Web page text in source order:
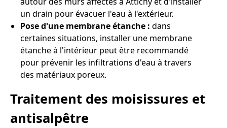
un drain pour évacuer l'eau à l'extérieur.
Pose d'une membrane étanche : dans
certaines situations, installer une membrane
étanche à l'intérieur peut être recommandé
pour prévenir les infiltrations d'eau à travers
des matériaux poreux.
Traitement des moisissures et
antisalpêtre